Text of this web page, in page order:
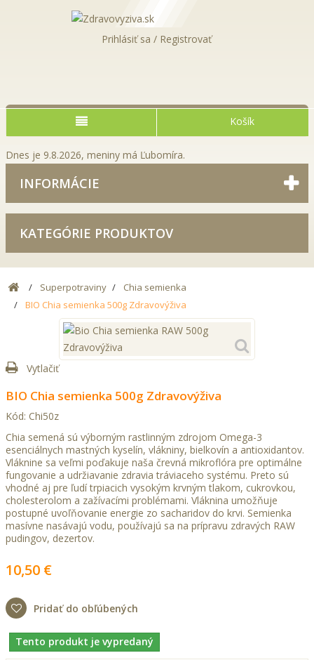
Prihlásiť sa / Registrovať
Košík
Dnes je 9.8.2026, meniny má Ľubomíra.
INFORMÁCIE
KATEGÓRIE PRODUKTOV
Superpotraviny
Chia semienka
BIO Chia semienka 500g Zdravovýživa
Vytlačiť
BIO Chia semienka 500g Zdravovýživa
Kód: Chi50z
Chia semená sú výborným rastlinným zdrojom Omega-3
esenciálnych mastných kyselín, vlákniny, bielkovín a antioxidantov.
Vláknine sa veľmi poďakuje naša črevná mikroflóra pre optimálne
fungovanie a udržiavanie zdravia tráviaceho systému. Preto sú
vhodné aj pre ľudí trpiacich vysokým krvným tlakom, cukrovkou,
cholesterolom a zažívacími problémami. Vláknina umožňuje
postupné uvoľňovanie energie zo sacharidov do krvi. Semienka
masívne nasávajú vodu, používajú sa na prípravu zdravých RAW
pudingov, dezertov.
10,50 €
Pridať do obľúbených
Tento produkt je vypredaný